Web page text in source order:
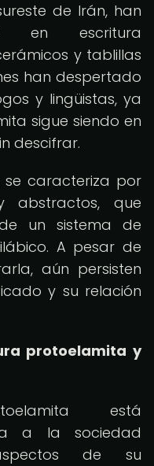
de Irán, han
en escritura
y tablillas
han despertado
y lingüistas, ya
sigue siendo en
descifrar.
se caracteriza por
abstractos, que
un sistema de
A pesar de
aún persisten
y su relación
protoelamita y
está
a la sociedad
de su